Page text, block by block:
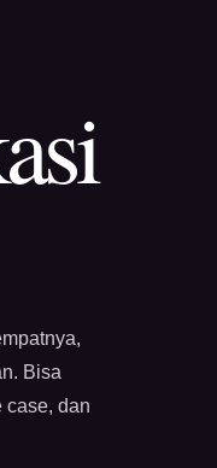
Bisa
case, dan